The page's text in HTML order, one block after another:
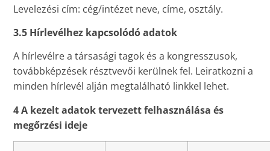
Levelezési cím: cég/intézet neve, címe, osztály.
3.5 Hírlevélhez kapcsolódó adatok
A hírlevélre a társasági tagok és a kongresszusok,
továbbképzések résztvevői kerülnek fel. Leiratkozni a
minden hírlevél alján megtalálható linkkel lehet.
4 A kezelt adatok tervezett felhasználása és
megőrzési ideje